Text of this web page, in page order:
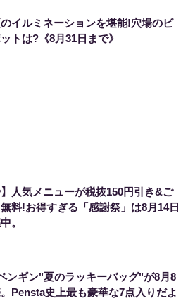
イルミネーションを堪能!穴場のビ
トは?《8月31日まで》
】人気メニューが税抜150円引き&ご
料!お得すぎる「感謝祭」は8月14日
。
ンギン"夏のラッキーバッグ"が8月8
。Pensta史上最も豪華な7点入りだよ